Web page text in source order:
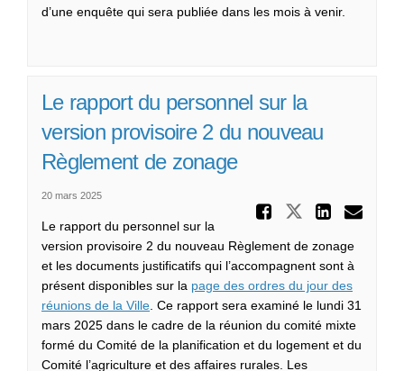
d’une enquête qui sera publiée dans les mois à venir.
Le rapport du personnel sur la
version provisoire 2 du nouveau
Règlement de zonage
20 mars 2025
Partager
Le rapport du personnel sur la
version provisoire 2 du nouveau Règlement de zonage
et les documents justificatifs qui l’accompagnent sont à
présent disponibles sur la page des ordres du jour des
réunions de la Ville(Liens externes)
. Ce rapport sera examiné le lundi 31
mars 2025 dans le cadre de la réunion du comité mixte
formé du Comité de la planification et du logement et du
Comité l’agriculture et des affaires rurales. Les